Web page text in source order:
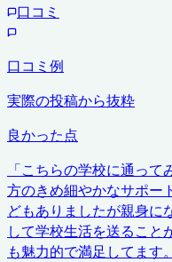
口コミ
口コミ例
実際の投稿から抜粋
良かった点
「こちらの学校に通って
方のきめ細やかなサポー
どもありましたが親身に
して学校生活を送ること
も魅力的で満足してます。